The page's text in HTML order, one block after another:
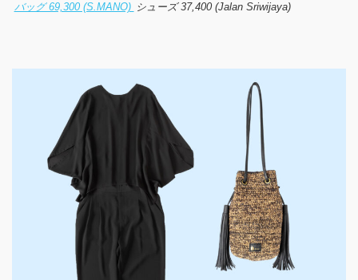
バッグ 69,300 (S.MANO) シューズ 37,400 (Jalan Sriwijaya)